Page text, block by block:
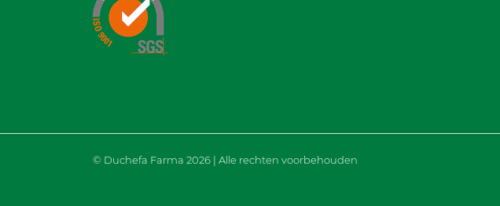
© Duchefa Farma 2026 | Alle rechten voorbehouden